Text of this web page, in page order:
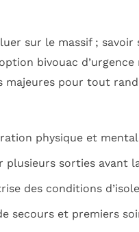
sur le massif ; savoir
bivouac
majeures pour tout
physique et
sorties avant
des conditions
secours et premiers